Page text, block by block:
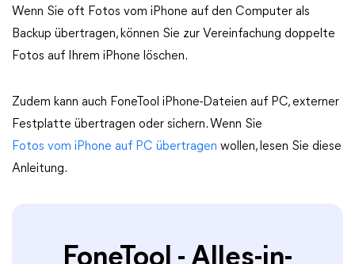
Wenn Sie oft Fotos vom iPhone auf den Computer als
Backup übertragen, können Sie zur Vereinfachung doppelte
Fotos auf Ihrem iPhone löschen.
Zudem kann auch FoneTool iPhone-Dateien auf PC, externer
Festplatte übertragen oder sichern. Wenn Sie
Fotos vom iPhone auf PC übertragen wollen, lesen Sie diese
Anleitung.